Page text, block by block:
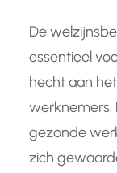
De
essentieel
hecht aan
werknemers.
gezonde
zich